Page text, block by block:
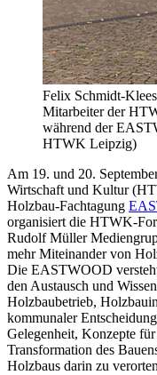
Felix Schmidt-
Mitarbeiter der
während der
HTWK Leipzig)
Am 19. und 20.
Wirtschaft und Kultur
Holzbau-Fachtagung
organisiert die HTWK-
Rudolf Müller
mehr Miteinander von
Die EASTWOOD
den Austausch und
Holzbaubetrieb,
kommunaler
Gelegenheit, Konzepte
Transformation des
Holzbaus darin zu